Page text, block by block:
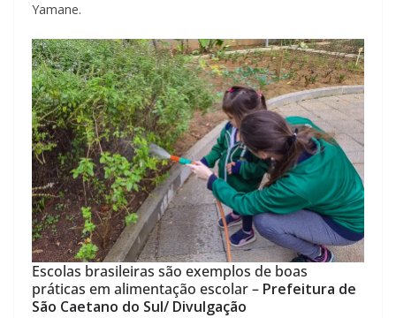
Yamane.
Escolas brasileiras são exemplos de boas
práticas em alimentação escolar – Prefeitura de
São Caetano do Sul/ Divulgação